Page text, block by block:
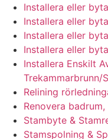
Installera eller
Installera eller
Installera eller
Installera eller
Installera Enskilt
Trekammarbrunn/
Relining
Renovera
Stambyte &
Stamspolning &